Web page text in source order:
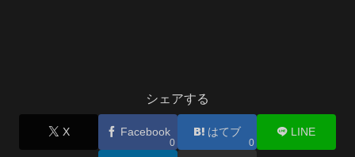
シェアする
X Facebook
0
はてブ
0
LINE